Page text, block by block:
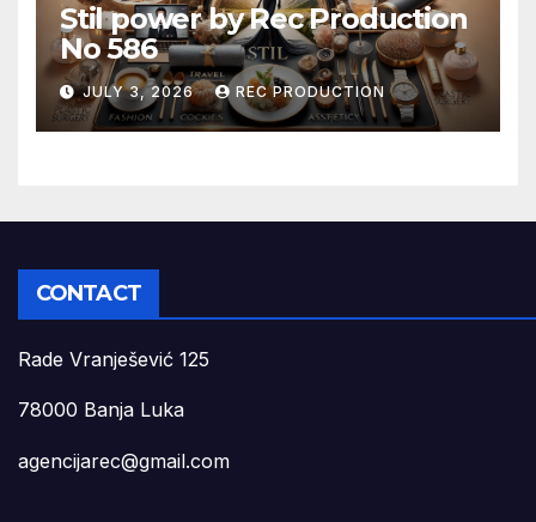
Stil power by Rec Production
No 586
JULY 3, 2026 REC PRODUCTION
CONTACT
Rade Vranješević 125
78000 Banja Luka
agencijarec@gmail.com